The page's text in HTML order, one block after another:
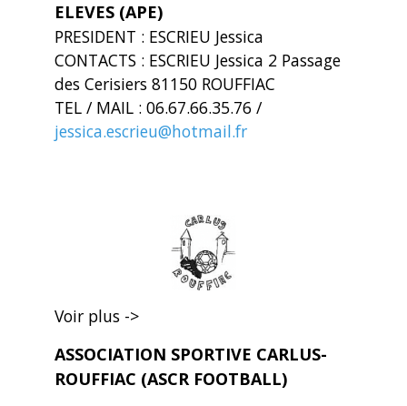
ELEVES (APE)
PRESIDENT : ESCRIEU Jessica
CONTACTS : ESCRIEU Jessica 2 Passage
des Cerisiers 81150 ROUFFIAC
TEL / MAIL : 06.67.66.35.76 /
jessica.escrieu@hotmail.fr
Voir plus ->
ASSOCIATION SPORTIVE CARLUS-
ROUFFIAC (ASCR FOOTBALL)